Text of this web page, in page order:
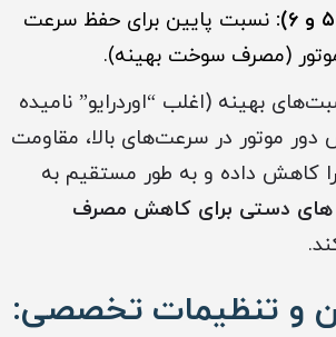
نسبت پایین برای حفظ سرعت
(مصرف سوخت بهینه).
بهینه (اغلب “اوردرایو” نامیده
موتور در سرعت‌های بالا، مقاومت
کاهش داده و به طور مستقیم به
های دستی برای کاهش مصرف
و تنظیمات تخصصی: